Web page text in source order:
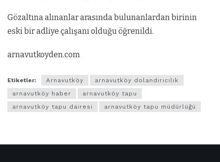
Gözaltına alınanlar arasında bulunanlardan birinin
eski bir adliye çalışanı olduğu öğrenildi.
arnavutkoyden.com
Etiketler: Arnavutköy
arnavutköy dolandırıcılık
arnavutköy haber
arnavutköy tapu
arnavutköy tapu dairesi
arnavutköy tapu müdürlüğü